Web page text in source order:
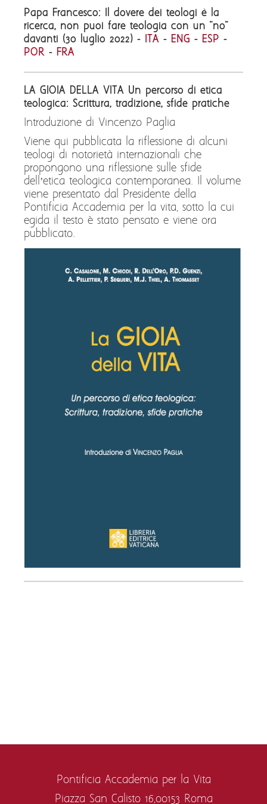
Papa Francesco: Il dovere dei teologi è la
ricerca, non puoi fare teologia con un "no"
davanti (30 luglio 2022) - ITA - ENG - ESP -
POR - FRA
LA GIOIA DELLA VITA Un percorso di etica
teologica: Scrittura, tradizione, sfide pratiche
Introduzione di Vincenzo Paglia
Viene qui pubblicata la riflessione di alcuni
teologi di notorietà internazionali che
propongono una riflessione sulle sfide
dell’etica teologica contemporanea. Il volume
viene presentato dal Presidente della
Pontificia Accademia per la vita, sotto la cui
egida il testo è stato pensato e viene ora
pubblicato.
Pontificia Accademia per la Vita
Piazza San Calisto 16,00153 Roma